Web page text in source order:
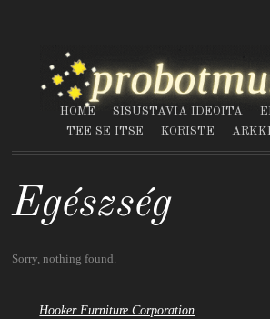
HOME SISUSTAVIA IDEOITA
TEE SE ITSE
KORISTE
Egészség
Sorry, nothing found.
Hooker Furniture Corporation